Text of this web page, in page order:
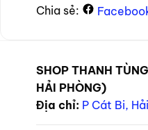
Chia sẻ:
SHOP THANH
HẢI PHÒNG)
Địa chỉ: P Cát Bi,